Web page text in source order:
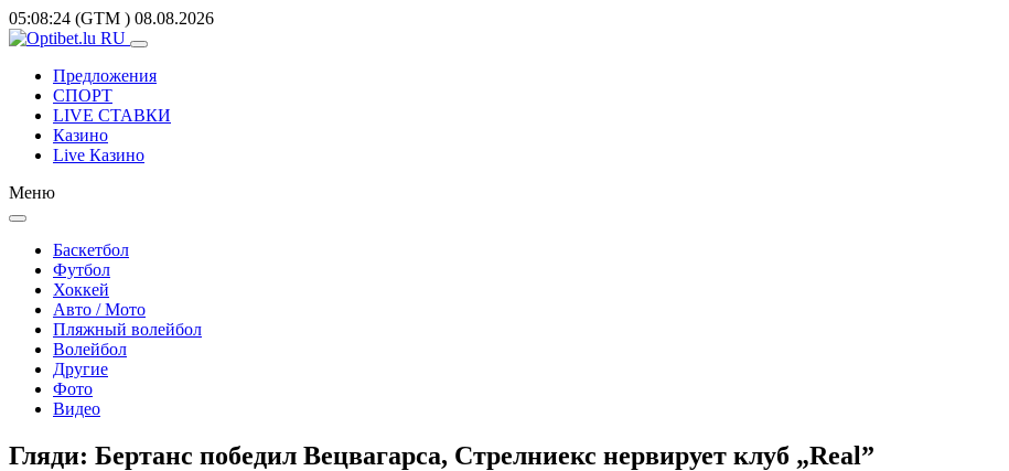
05:08:24 (GTM ) 08.08.2026
Предложения
СПОРТ
LIVE СТАВКИ
Казино
Live Казино
Меню
Баскетбол
Футбол
Хоккей
Авто / Мото
Пляжный волейбол
Волейбол
Другие
Фото
Видео
Гляди: Бертанс победил Вецвагарса, Стрелниекс нервирует клуб „Real”